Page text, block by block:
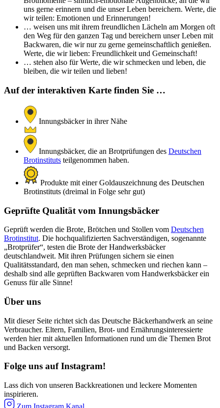
uns gerne erinnern und die unser Leben bereichern. Werte, die
wir teilen: Emotionen und Erinnerungen!
… weisen uns mit ihrem freundlichen Lächeln am Morgen oft
den Weg für den ganzen Tag und bereichern unser Leben mit
Backwaren, die wir nur zu gerne gemeinschaftlich genießen.
Werte, die wir lieben: Freundlichkeit und Gemeinschaft!
… stehen also für Werte, die wir schmecken und leben, die
bleiben, die wir teilen und lieben!
Auf der interaktiven Karte finden Sie …
Innungsbäcker in ihrer Nähe
Innungsbäcker, die an Brotprüfungen des Deutschen
Brotinstituts teilgenommen haben.
Produkte mit einer Goldauszeichnung des Deutschen
Brotinstituts (dreimal in Folge sehr gut)
Geprüfte Qualität vom Innungsbäcker
Geprüft werden die Brote, Brötchen und Stollen vom Deutschen
Brotinstitut. Die hochqualifizierten Sachverständigen, sogenannte
„Brotprüfer“, testen die Brote der Handwerksbäcker
deutschlandweit. Mit ihren Prüfungen sichern sie einen
Qualitätsstandard, den man sehen, schmecken und riechen kann –
deshalb sind alle geprüften Backwaren vom Handwerksbäcker ein
Genuss für alle Sinne!
Über uns
Mit dieser Seite richtet sich das Deutsche Bäckerhandwerk an seine
Verbraucher. Eltern, Familien, Brot- und Ernährungsinteressierte
werden hier mit aktuellen Informationen rund um die Themen Brot
und Backen versorgt.
Folge uns auf Instagram!
Lass dich von unseren Backkreationen und leckere Momenten
inspirieren.